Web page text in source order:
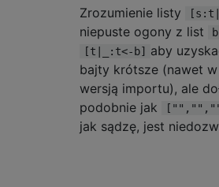
Zrozumienie listy
niepuste ogony z list
b
[t|_:t<-b]
aby
bajty krótsze (nawet
wersją importu), ale
podobnie jak
jak sądzę, jest